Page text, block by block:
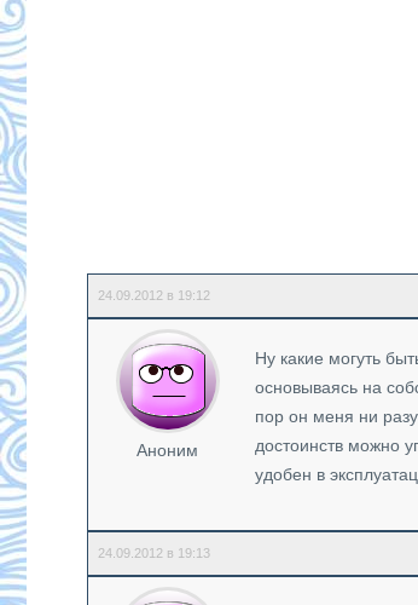
24.09.2012 в 19:12
Аноним
Ну какие могуть
основываясь на
пор он меня ни
достоинств можно
удобен в
24.09.2012 в 19:13